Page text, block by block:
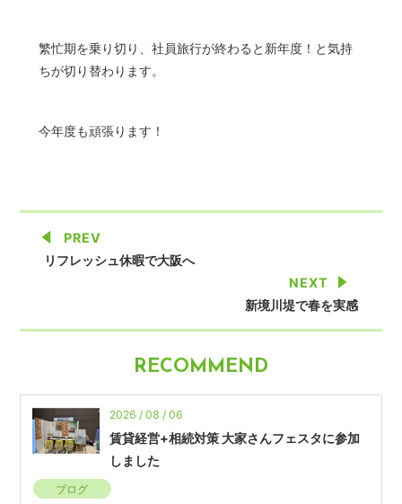
繁忙期を乗り切り、社員旅行が終わると新年度！と気持
ちが切り替わります。
今年度も頑張ります！
PREV
リフレッシュ休暇で大阪へ
NEXT
新境川堤で春を実感
RECOMMEND
2026 / 08 / 06
賃貸経営+相続対策 大家さんフェスタに参加
しました
ブログ